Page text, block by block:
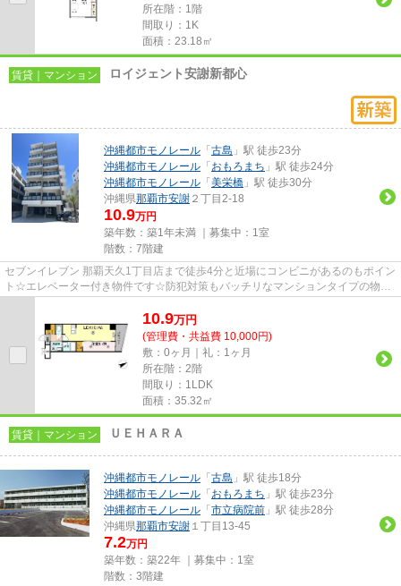
所在階：1階
間取り：1K
面積：23.18㎡
賃貸｜マンション ロイジェント安謝新都心
沖縄都市モノレール 「 古島 」駅 徒歩23分
沖縄都市モノレール 「 おもろまち 」駅 徒歩24分
沖縄都市モノレール 「 美栄橋 」駅 徒歩30分
沖縄県那覇市安謝 ２丁目2-18
10.9万円
築年数：築1年未満 ｜募集中： 1室
階数：7階建
セブンイレブン 那覇天久1丁目店まで徒歩4分と近場にコンビニがあるのもポイン
ト☆エレベーター付き物件です☆防犯対策もバッチリなマンションタイプの物件
10.9万円
(管理費・共益費 10,000円)
敷：0ヶ月｜礼：1ヶ月
所在階：2階
間取り：1LDK
面積：35.32㎡
賃貸｜マンション ＵＥＨＡＲＡ
沖縄都市モノレール 「 古島 」駅 徒歩18分
沖縄都市モノレール 「 おもろまち 」駅 徒歩23分
沖縄都市モノレール 「 市立病院前 」駅 徒歩28分
沖縄県那覇市安謝 １丁目13-45
7.2万円
築年数：築22年 ｜募集中： 1室
階数：3階建